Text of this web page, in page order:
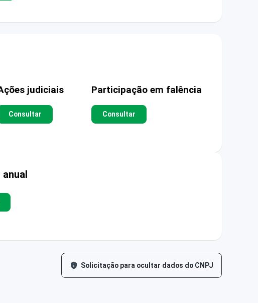
judiciais
Consultar
Participação em falência
Consultar
Solicitação para ocultar dados do CNPJ